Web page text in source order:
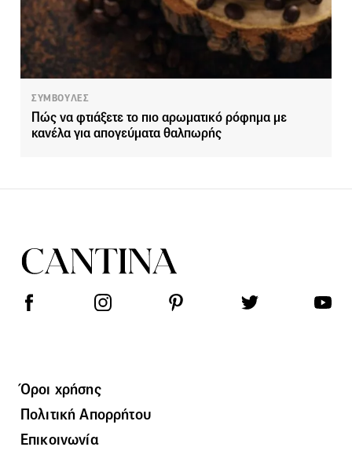
ΣΥΜΒΟΥΛΕΣ
Πώς να φτιάξετε το πιο αρωματικό ρόφημα με
κανέλα για απογεύματα θαλπωρής
Όροι χρήσης
Πολιτική Απορρήτου
Επικοινωνία